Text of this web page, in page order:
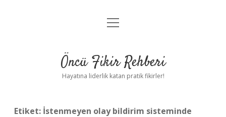
Anasayfa
Yasal Uyarı
menüyü
Öncü Fikir Rehberi
Hayatına liderlik katan pratik fikirler!
Etiket: İstenmeyen olay bildirim sisteminde